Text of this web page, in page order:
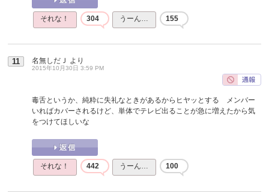
それな！ 304 うーん… 155
11 名無しだＪ より
2015年10月30日 3:59 PM
毒舌というか、純粋に失礼なときがあるからヒヤッとする メンバー
いればカバーされるけど、単体でテレビ出ることが急に増えたから気
をつけてほしいな
それな！ 442 うーん… 100